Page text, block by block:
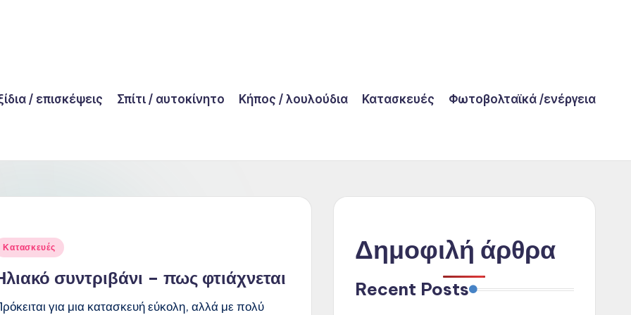
/ επισκέψεις Σπίτι / αυτοκίνητο Κήπος / λουλούδια Κατασκευές Φωτοβολταϊκά /ενέργεια
Κατασκευές
συντριβάνι – πως φτιάχνεται
για μια κατασκευή εύκολη, αλλά με πολύ
Δημοφιλή άρθρα
Recent Posts